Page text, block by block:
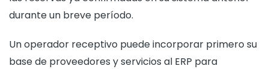
durante un breve período.
Un operador receptivo puede incorporar primero su
base de proveedores y servicios al ERP para